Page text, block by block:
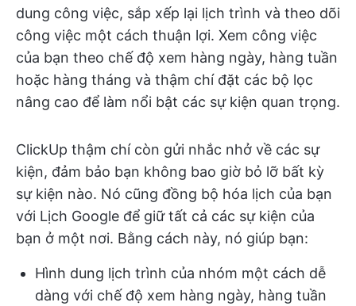
dung công việc, sắp xếp lại lịch trình và theo dõi
công việc một cách thuận lợi. Xem công việc
của bạn theo chế độ xem hàng ngày, hàng tuần
hoặc hàng tháng và thậm chí đặt các bộ lọc
nâng cao để làm nổi bật các sự kiện quan trọng.
ClickUp thậm chí còn gửi nhắc nhở về các sự
kiện, đảm bảo bạn không bao giờ bỏ lỡ bất kỳ
sự kiện nào. Nó cũng đồng bộ hóa lịch của bạn
với Lịch Google để giữ tất cả các sự kiện của
bạn ở một nơi. Bằng cách này, nó giúp bạn:
Hình dung lịch trình của nhóm một cách dễ
dàng với chế độ xem hàng ngày, hàng tuần